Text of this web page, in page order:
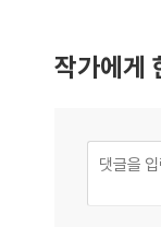
작가에게